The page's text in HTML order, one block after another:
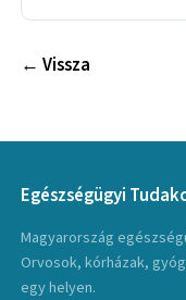
← Vissza
Egészségügyi
Magyarország
Orvosok, kórházak,
egy helyen.